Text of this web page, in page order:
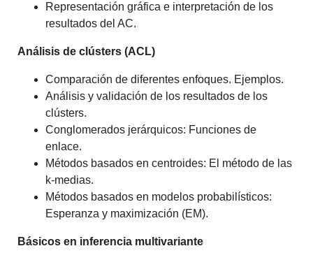
Representación gráfica e interpretación de los
resultados del AC.
Análisis de clústers (ACL)
Comparación de diferentes enfoques. Ejemplos.
Análisis y validación de los resultados de los
clústers.
Conglomerados jerárquicos: Funciones de
enlace.
Métodos basados en centroides: El método de las
k-medias.
Métodos basados en modelos probabilísticos:
Esperanza y maximización (EM).
Básicos en inferencia multivariante